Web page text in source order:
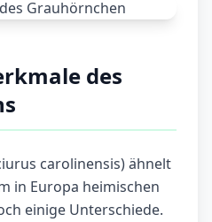
des
carolinensis) ähnelt
in Europa heimischen
einige Unterschiede.